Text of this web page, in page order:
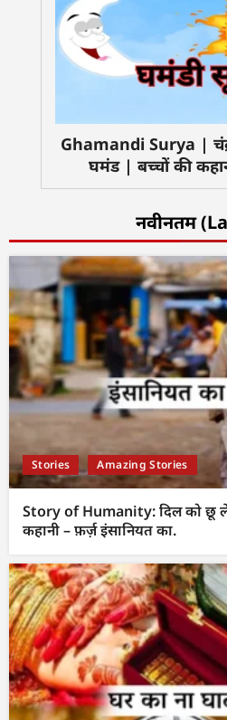
Ghamandi Surya |
घमंड | बच्चों की
नवीनतम
Stories Amazing Stories
Story of Humanity: दिल को छू
कहानी – फ़र्ज़ इंसानियत का.